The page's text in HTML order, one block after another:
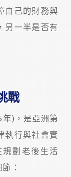
自己的財務與
另一半是否有
戰
)，是亞洲第
執行與社會實
劃老後生活
：